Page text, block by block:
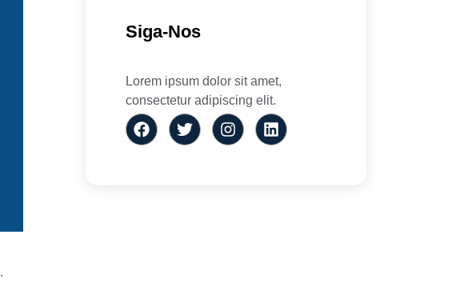
.
Siga-Nos
Lorem ipsum dolor sit amet,
consectetur adipiscing elit.